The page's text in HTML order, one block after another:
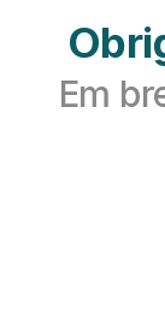
Em